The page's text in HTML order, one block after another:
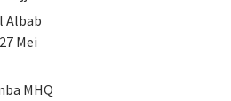
Misi Pondok
Islam Ulul Albab
Albab
Mei
MHQ